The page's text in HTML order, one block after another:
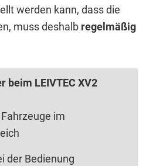
werden kann, dass die
muss deshalb regelmäßig
beim LEIVTEC XV2
im
der Bedienung